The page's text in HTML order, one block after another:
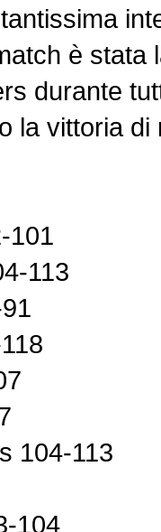
è stata
durante
la vittoria di
101
113
104-113
104